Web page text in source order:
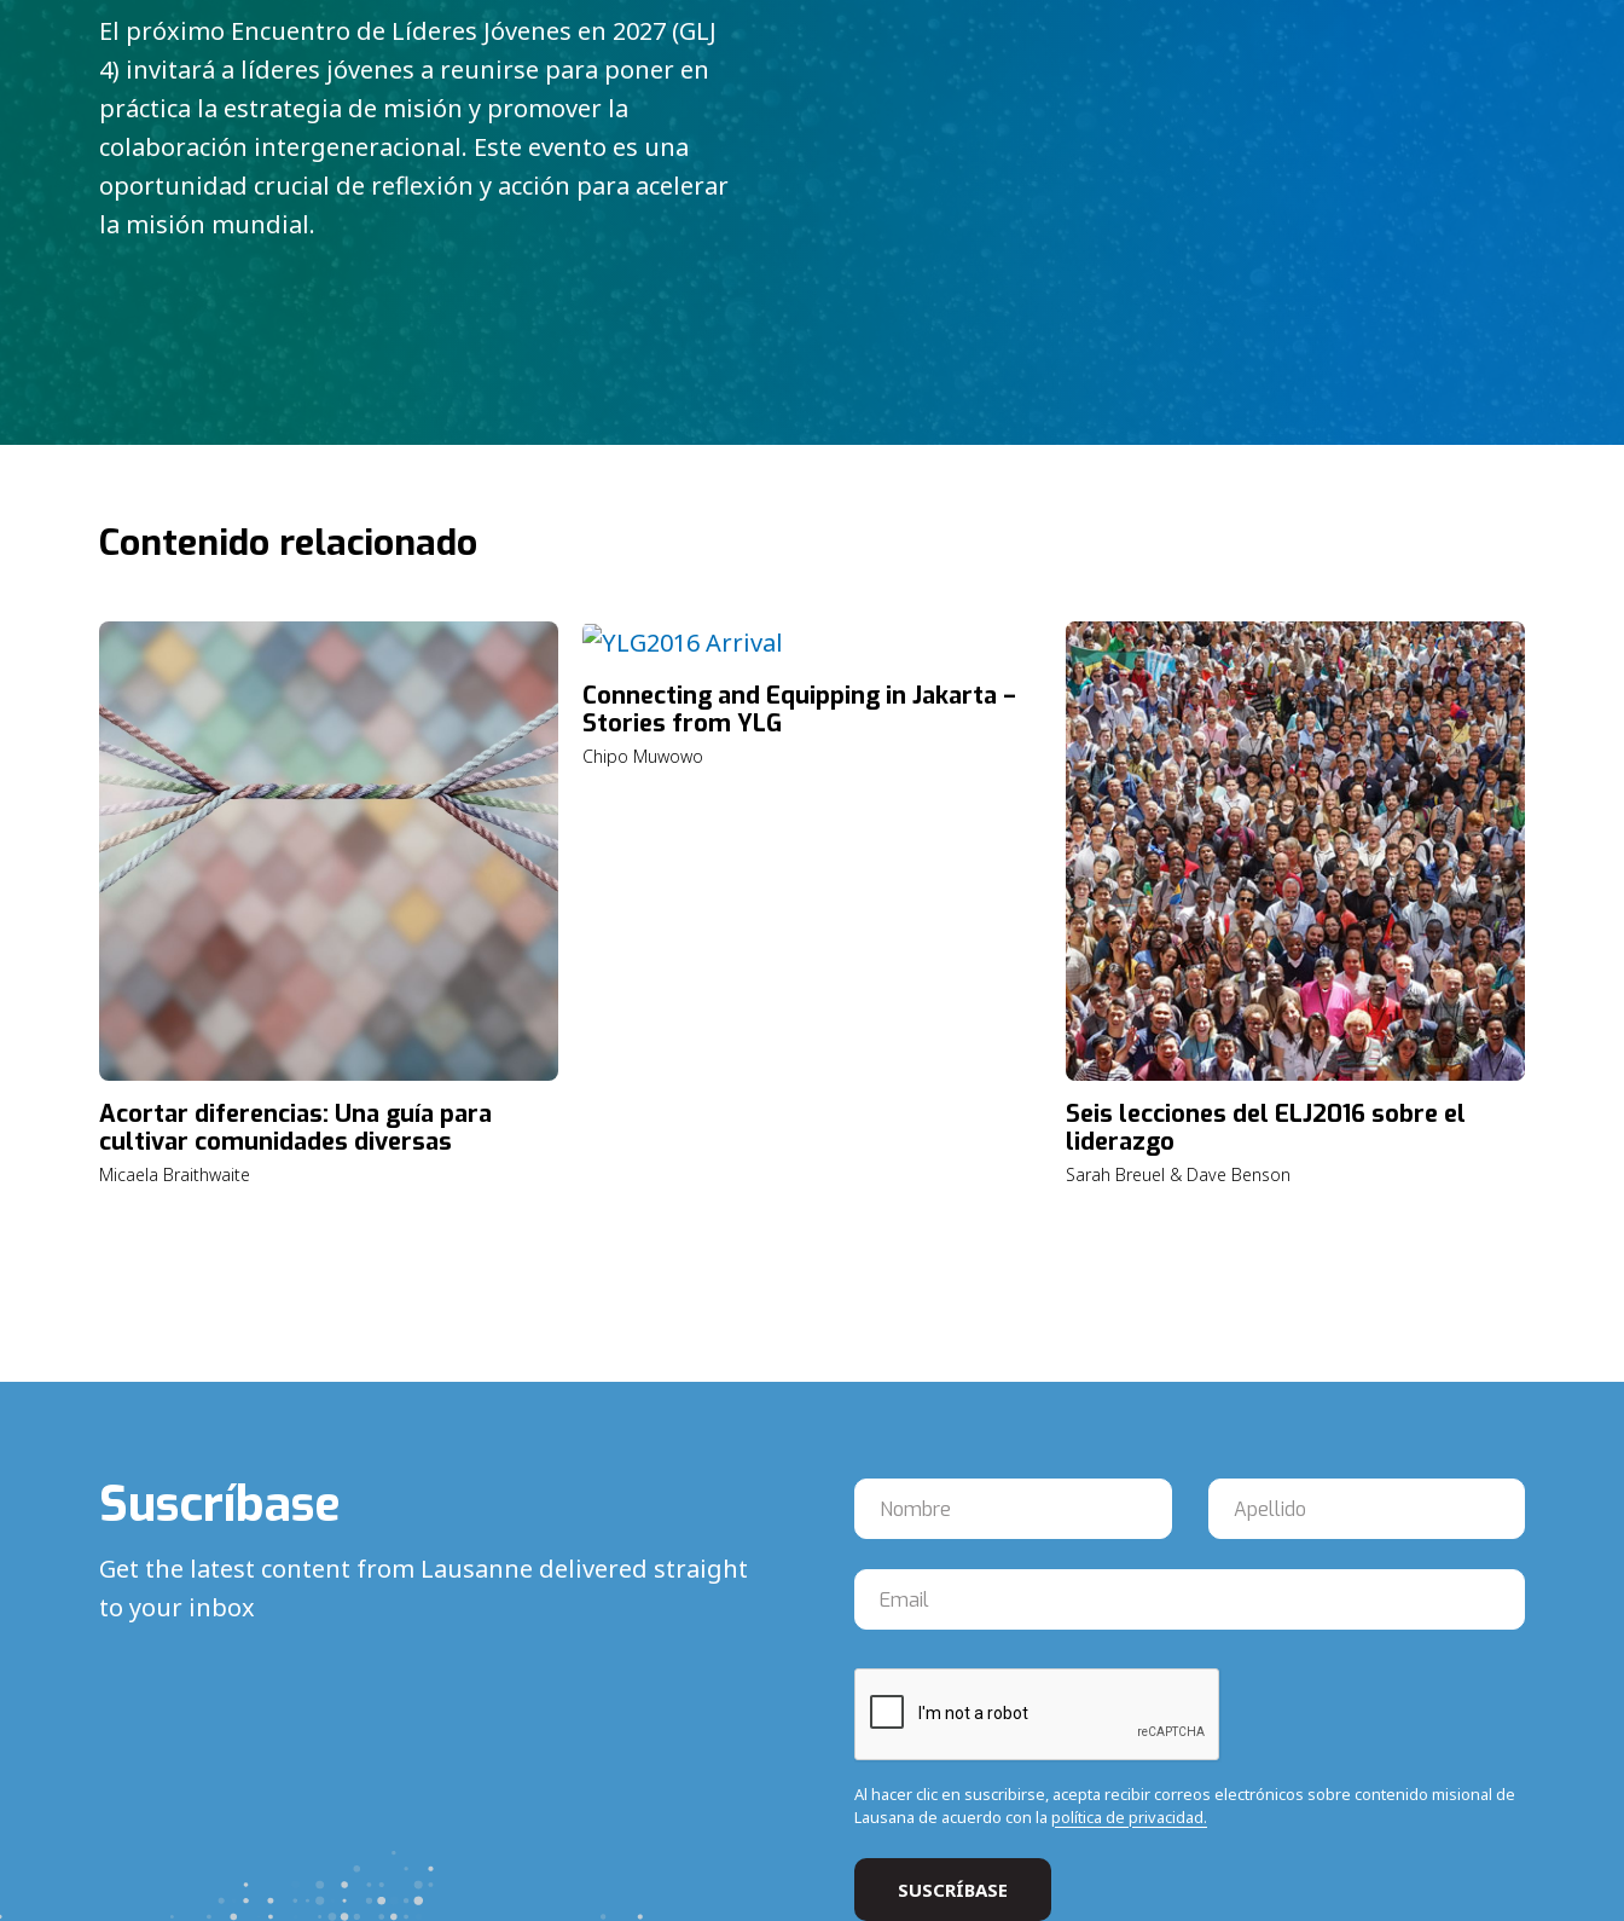
El próximo Encuentro de Líderes Jóvenes en 2027 (GLJ
4) invitará a líderes jóvenes a reunirse para poner en
práctica la estrategia de misión y promover la
colaboración intergeneracional. Este evento es una
oportunidad crucial de reflexión y acción para acelerar
la misión mundial.
Contenido relacionado
Acortar diferencias: Una guía para
cultivar comunidades diversas
Micaela Braithwaite
Connecting and Equipping in Jakarta –
Stories from YLG
Chipo Muwowo
Seis lecciones del ELJ2016 sobre el
liderazgo
Sarah Breuel & Dave Benson
Suscríbase
Get the latest content from Lausanne delivered straight
to your inbox
Al hacer clic en suscribirse, acepta recibir correos electrónicos sobre contenido misional de
Lausana de acuerdo con la política de privacidad.